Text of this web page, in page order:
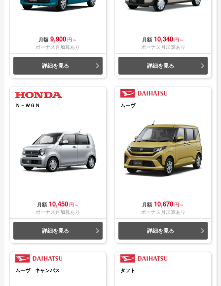
月額 9,900 円～
ボーナス月加算あり
詳細を見る
月額 10,340 円～
ボーナス月加算あり
詳細を見る
Ｎ－ＷＧＮ
月額 10,450 円～
ボーナス月加算あり
詳細を見る
ムーヴ
月額 10,670 円～
ボーナス月加算あり
詳細を見る
ムーヴ キャンバス タフト